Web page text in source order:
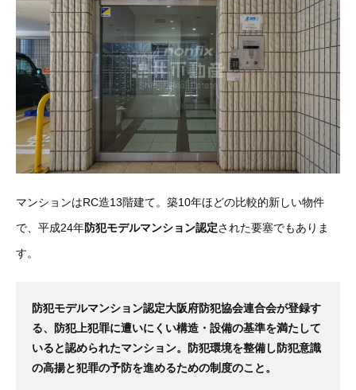
マンションはRC造13階建て。築10年ほどの比較的新しい物件
で、平成24年防犯モデルマンション認定された要塞でもありま
す。
防犯モデルマンション認定大阪府防犯協会連合会が登録す
る、防犯上犯罪に遭いにくい構造・設備の基準を満たして
いると認められたマンション。防犯環境を整備し防犯意識
の高揚と犯罪の予防を進めるための制度のこと。